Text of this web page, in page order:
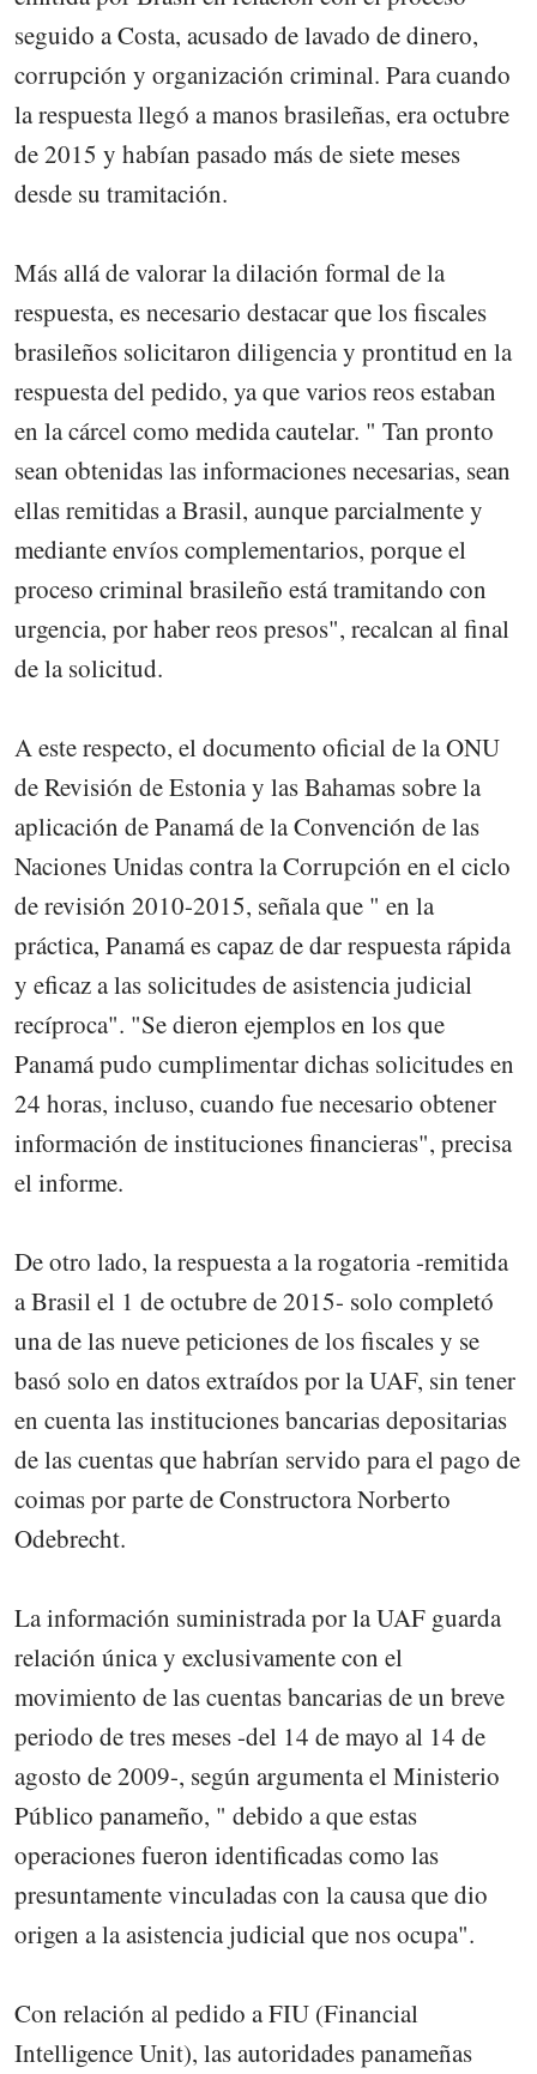
seguido a Costa, acusado de lavado de dinero,
corrupción y organización criminal. Para cuando
la respuesta llegó a manos brasileñas, era octubre
de 2015 y habían pasado más de siete meses
desde su tramitación.
Más allá de valorar la dilación formal de la
respuesta, es necesario destacar que los fiscales
brasileños solicitaron diligencia y prontitud en la
respuesta del pedido, ya que varios reos estaban
en la cárcel como medida cautelar. " Tan pronto
sean obtenidas las informaciones necesarias, sean
ellas remitidas a Brasil, aunque parcialmente y
mediante envíos complementarios, porque el
proceso criminal brasileño está tramitando con
urgencia, por haber reos presos", recalcan al final
de la solicitud.
A este respecto, el documento oficial de la ONU
de Revisión de Estonia y las Bahamas sobre la
aplicación de Panamá de la Convención de las
Naciones Unidas contra la Corrupción en el ciclo
de revisión 2010-2015, señala que " en la
práctica, Panamá es capaz de dar respuesta rápida
y eficaz a las solicitudes de asistencia judicial
recíproca". "Se dieron ejemplos en los que
Panamá pudo cumplimentar dichas solicitudes en
24 horas, incluso, cuando fue necesario obtener
información de instituciones financieras", precisa
el informe.
De otro lado, la respuesta a la rogatoria -remitida
a Brasil el 1 de octubre de 2015- solo completó
una de las nueve peticiones de los fiscales y se
basó solo en datos extraídos por la UAF, sin tener
en cuenta las instituciones bancarias depositarias
de las cuentas que habrían servido para el pago de
coimas por parte de Constructora Norberto
Odebrecht.
La información suministrada por la UAF guarda
relación única y exclusivamente con el
movimiento de las cuentas bancarias de un breve
periodo de tres meses -del 14 de mayo al 14 de
agosto de 2009-, según argumenta el Ministerio
Público panameño, " debido a que estas
operaciones fueron identificadas como las
presuntamente vinculadas con la causa que dio
origen a la asistencia judicial que nos ocupa".
Con relación al pedido a FIU (Financial
Intelligence Unit), las autoridades panameñas